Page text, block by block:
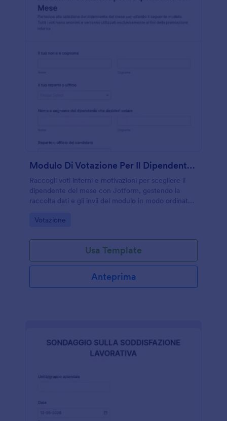
Modulo Di Votazione Per Il Dipendente Del Mese
Raccogli voti interni e motivazioni per scegliere il
dipendente del mese con Jotform, gestendo la
raccolta dati e gli invii del modulo in modo ordinato
Go to Category:
Votazione
Usa Template
Anteprima